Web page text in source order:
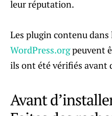
leur réputation.
Les plugin contenu dans
WordPress.orgpeuvent
ils ont été vérifiés avant
Avant